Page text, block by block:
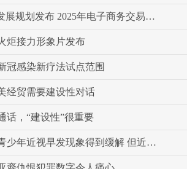
“十四五”电子商务发展规划发布 2025年电子商务交易额预期达46万亿元
炬接力形象片发布
冠感染新疗法试点范围
经贸需要建设性对话
话，“建设性”很重要
国家卫健委：儿童青少年近视早发现象得到缓解 但近视低龄化问题仍然突出